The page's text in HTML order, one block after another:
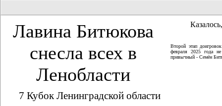
Лавина Битюкова
снесла всех в
Ленобласти
7 Кубок Ленинградской области
Второй этап
февраля 2025 года
привычный - Семён